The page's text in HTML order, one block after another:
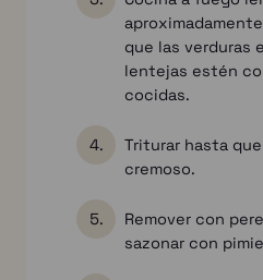
que las verduras
lentejas estén
cocidas.
Triturar hasta
cremoso.
Remover con
sazonar con